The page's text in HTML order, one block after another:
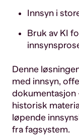
Innsyn i
Bruk av KI
Denne
med innsyn,
dokumentasjon
historisk
løpende
fra fagsystem.